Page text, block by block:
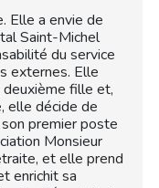
Elle a envie de
Saint-Michel
du service
externes. Elle
deuxième fille et,
elle décide de
premier poste
Monsieur
et elle prend
enrichit sa